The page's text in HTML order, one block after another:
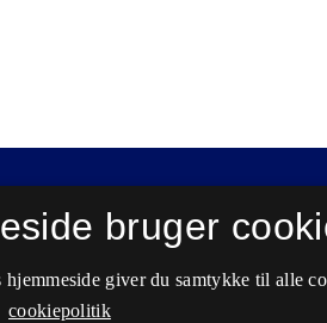
bruger
giver du samtykke til alle
cookiepolitik